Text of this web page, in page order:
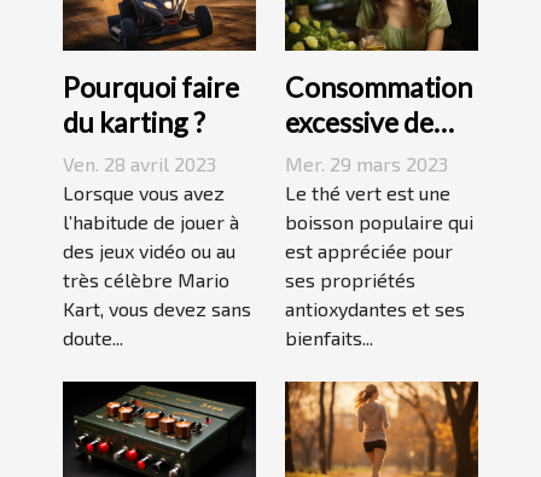
Pourquoi faire
du karting ?
Ven. 28 avril 2023
Lorsque vous avez
l’habitude de jouer à
des jeux vidéo ou au
très célèbre Mario
Kart, vous devez sans
doute...
Consommation
excessive de
thé vert : quels
sont les
dangers pour la
peau ?
Mer. 29 mars 2023
Le thé vert est une
boisson populaire qui
est appréciée pour
ses propriétés
antioxydantes et ses
bienfaits...